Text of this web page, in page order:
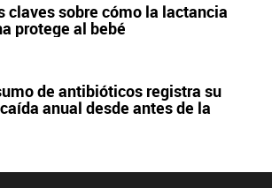
claves sobre cómo la lactancia
protege al bebé
de antibióticos registra su
anual desde antes de la